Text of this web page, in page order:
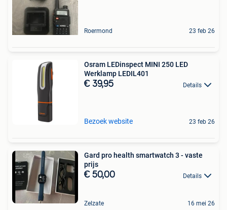
Roermond 23 feb 26
Osram LEDinspect MINI 250 LED
Werklamp LEDIL401
€ 39,95 Details
Bezoek website 23 feb 26
Gard pro health smartwatch 3 - vaste
prijs
€ 50,00 Details
Zelzate 16 mei 26